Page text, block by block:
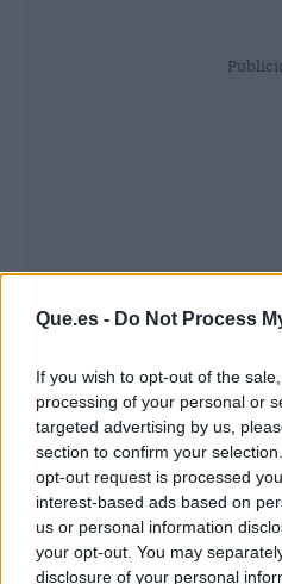
Que.es - Do Not Process
If you wish to opt-out of the
processing of your personal or
targeted advertising by us,
section to confirm your
opt-out request is processed
interest-based ads based on
us or personal information
your opt-out. You may
disclosure of your personal
Prótesis dentales,
odontología
gingivectomía, son
que ayudan a mejorar el
dientes y la boca de los